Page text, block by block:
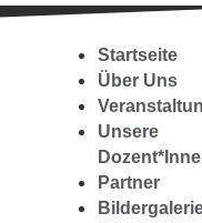
Startseite
Über Uns
Unsere
Partner